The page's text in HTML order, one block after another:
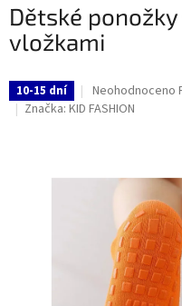
Dětské
vložkami
10-15 dní
Průměrné
hodnocení
z
hvězdiček.
Neohodnoceno
Značka: KID FASHION